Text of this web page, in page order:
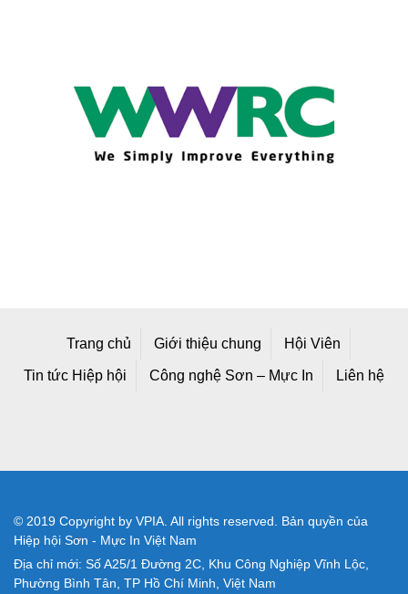
Trang chủ Giới thiệu chung Hội Viên
Tin tức Hiệp hội Công nghệ Sơn – Mực In Liên hệ
© 2019 Copyright by VPIA. All rights reserved. Bản quyền của
Hiệp hội Sơn - Mực In Việt Nam
Địa chỉ mới: Số A25/1 Đường 2C, Khu Công Nghiệp Vĩnh Lộc,
Phường Bình Tân, TP Hồ Chí Minh, Việt Nam